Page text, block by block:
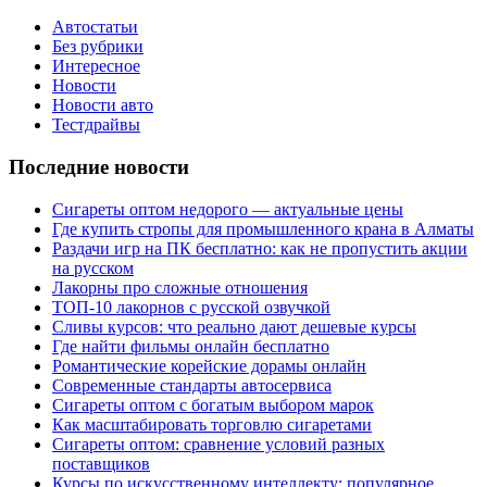
Автостатьи
Без рубрики
Интересное
Новости
Новости авто
Тестдрайвы
Последние новости
Сигареты оптом недорого — актуальные цены
Где купить стропы для промышленного крана в Алматы
Раздачи игр на ПК бесплатно: как не пропустить акции
на русском
Лакорны про сложные отношения
ТОП-10 лакорнов с русской озвучкой
Сливы курсов: что реально дают дешевые курсы
Где найти фильмы онлайн бесплатно
Романтические корейские дорамы онлайн
Современные стандарты автосервиса
Сигареты оптом с богатым выбором марок
Как масштабировать торговлю сигаретами
Сигареты оптом: сравнение условий разных
поставщиков
Курсы по искусственному интеллекту: популярное